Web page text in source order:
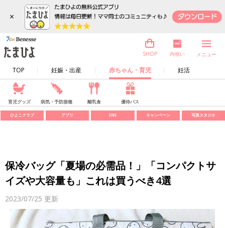
×
TOP 妊娠・出産 赤ちゃん・育児 妊活
SHOP 内祝い メニュー
育児グッズ 病気・予防接種 離乳食 優待パス
ひよこクラブ アプリ SNS キャンペーン 写真スタジオ
保冷バッグ「夏場の必需品！」「コンパクトサ
イズや大容量も」これは買うべき4選
2023/07/25 更新